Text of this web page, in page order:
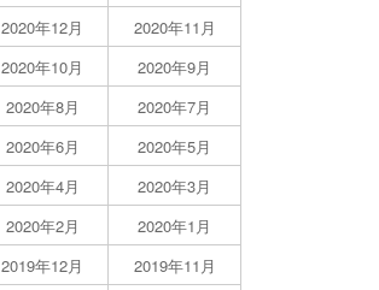
2020年12月
2020年11月
2020年10月
2020年9月
2020年8月
2020年7月
2020年6月
2020年5月
2020年4月
2020年3月
2020年2月
2020年1月
2019年12月
2019年11月